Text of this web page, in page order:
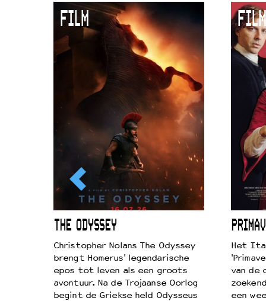
Duurzaamheid
Culturele boycot Israël
Ruimte voor artistieke vrijheid –
FILM
THE ODYSSEY
Christopher Nolans The Odyssey
brengt Homerus' legendarische
epos tot leven als een groots
avontuur. Na de Trojaanse Oorlog
begint de Griekse held Odysseus
FILM
Het
van de
een